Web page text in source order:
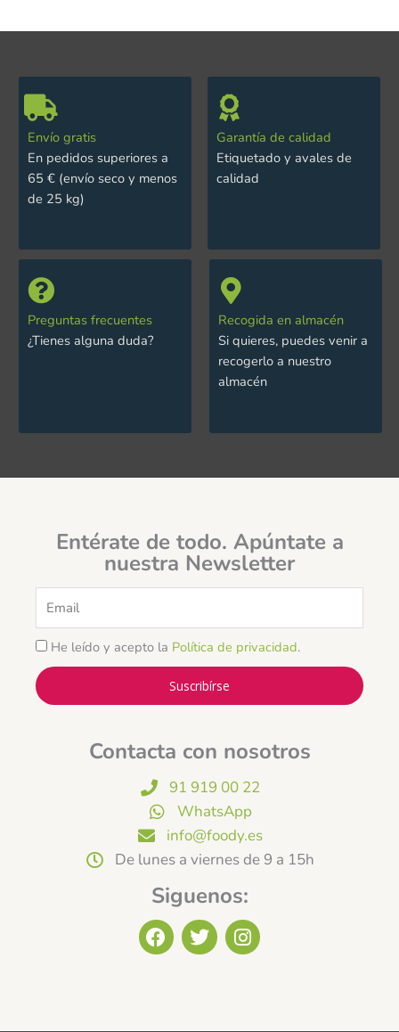
Envío gratis
En pedidos superiores a
65 € (envío seco y menos
de 25 kg)
Garantía de calidad
Etiquetado y avales de
calidad
Preguntas frecuentes
¿Tienes alguna duda?
Recogida en almacén
Si quieres, puedes venir a
recogerlo a nuestro
almacén
Entérate de todo. Apúntate a
nuestra Newsletter
He leído y acepto la Política de privacidad.
Suscribírse
Contacta con nosotros
91 919 00 22
WhatsApp
info@foody.es
De lunes a viernes de 9 a 15h
Siguenos:
F
a
o
T
w
e
I
n
g